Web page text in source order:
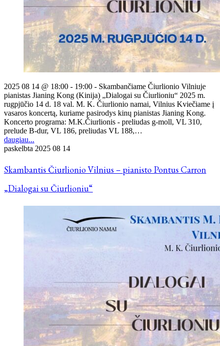
2025 08 14 @ 18:00 - 19:00 - Skambančiame Čiurlionio Vilniuje
pianistas Jianing Kong (Kinija) „Dialogai su Čiurlioniu“ 2025 m.
rugpjūčio 14 d. 18 val. M. K. Čiurlionio namai, Vilnius Kviečiame į
vasaros koncertą, kuriame pasirodys kinų pianistas Jianing Kong.
Koncerto programa: M.K.Čiurlionis - preliudas g-moll, VL 310,
prelude B-dur, VL 186, preliudas VL 188,…
daugiau...
paskelbta 2025 08 14
Skambantis Čiurlionio Vilnius – pianisto Pontus Carron
„Dialogai su Čiurlioniu“